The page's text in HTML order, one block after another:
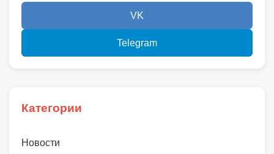
VK
Telegram
Категории
Новости